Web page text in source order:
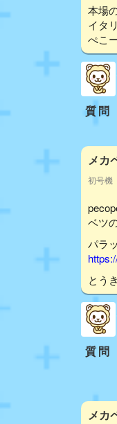
本場
イタ
ぺこ
質問
メカ
初号機
ベツ
パラ
とう
質問
メカ